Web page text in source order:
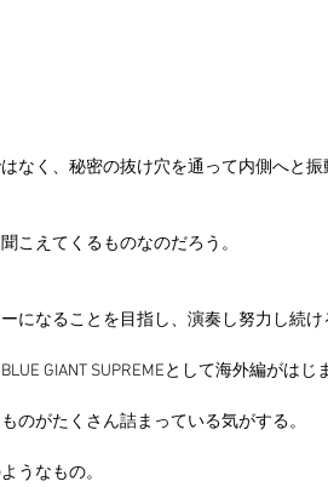
なく、秘密の抜け穴を通って内側へと
こえてくるものなのだろう。
になることを目指し、演奏し努力し続け
GIANT SUPREMEとして海外編がはじ
のがたくさん詰まっている気がする。
うなもの。